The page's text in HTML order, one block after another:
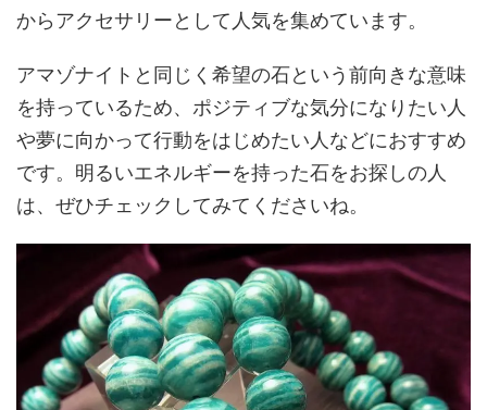
からアクセサリーとして人気を集めています。
アマゾナイトと同じく希望の石という前向きな意味
を持っているため、ポジティブな気分になりたい人
や夢に向かって行動をはじめたい人などにおすすめ
です。明るいエネルギーを持った石をお探しの人
は、ぜひチェックしてみてくださいね。